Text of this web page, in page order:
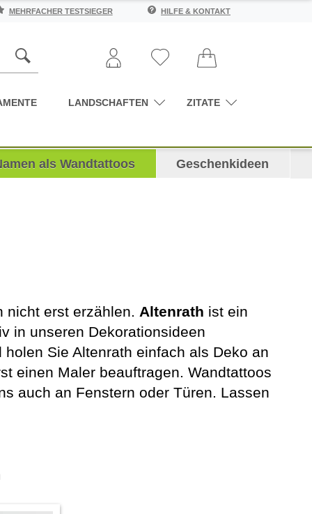
MEHRFACHER TESTSIEGER HILFE & KONTAKT
LANDSCHAFTEN ZITATE
als Wandtattoos Geschenkideen
nicht erst erzählen. Altenrath ist ein
in unseren Dekorationsideen
Sie Altenrath einfach als Deko an
einen Maler beauftragen. Wandtattoos
auch an Fenstern oder Türen. Lassen